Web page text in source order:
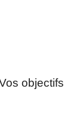
objectifs